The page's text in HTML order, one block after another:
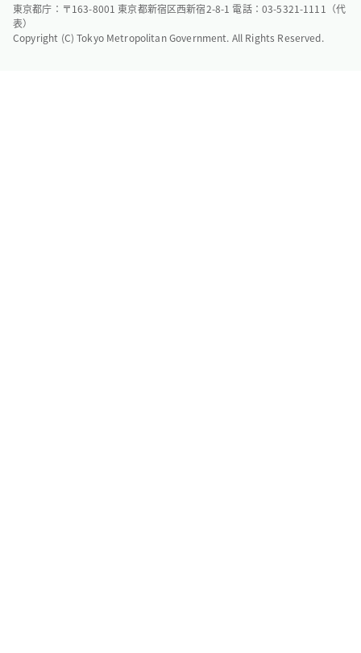
東京都庁：〒163-8001 東京都新宿区西新宿2-8-1 電話：03-5321-1111（代
表）
Copyright (C) Tokyo Metropolitan Government. All Rights Reserved.